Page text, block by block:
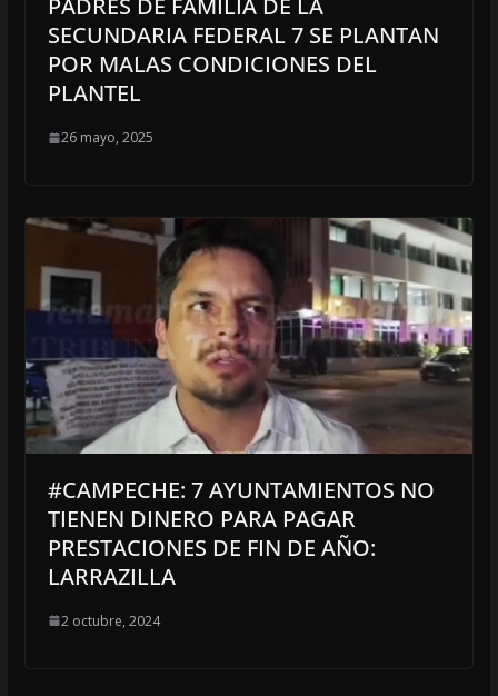
PADRES DE FAMILIA DE LA
SECUNDARIA FEDERAL 7 SE PLANTAN
POR MALAS CONDICIONES DEL
PLANTEL
26 mayo, 2025
#CAMPECHE: 7 AYUNTAMIENTOS NO
TIENEN DINERO PARA PAGAR
PRESTACIONES DE FIN DE AÑO:
LARRAZILLA
2 octubre, 2024